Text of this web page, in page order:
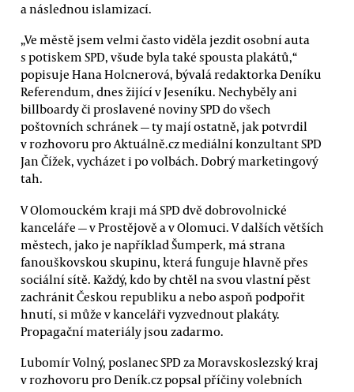
a následnou islamizací.
„Ve městě jsem velmi často viděla jezdit osobní auta
s potiskem SPD, všude byla také spousta plakátů,“
popisuje Hana Holcnerová, bývalá redaktorka Deníku
Referendum, dnes žijící v Jeseníku. Nechyběly ani
billboardy či proslavené noviny SPD do všech
poštovních schránek — ty mají ostatně, jak potvrdil
v rozhovoru pro Aktuálně.cz mediální konzultant SPD
Jan Čížek, vycházet i po volbách. Dobrý marketingový
tah.
V Olomouckém kraji má SPD dvě dobrovolnické
kanceláře — v Prostějově a v Olomuci. V dalších větších
městech, jako je například Šumperk, má strana
fanouškovskou skupinu, která funguje hlavně přes
sociální sítě. Každý, kdo by chtěl na svou vlastní pěst
zachránit Českou republiku a nebo aspoň podpořit
hnutí, si může v kanceláři vyzvednout plakáty.
Propagační materiály jsou zadarmo.
Lubomír Volný, poslanec SPD za Moravskoslezský kraj
v rozhovoru pro Deník.cz popsal příčiny volebních